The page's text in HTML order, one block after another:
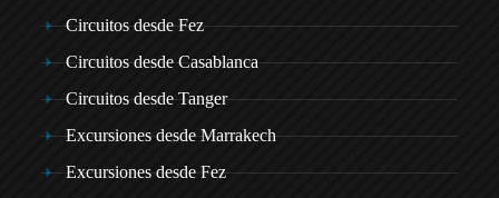
Circuitos desde Fez
Circuitos desde Casablanca
Circuitos desde Tanger
Excursiones desde Marrakech
Excursiones desde Fez